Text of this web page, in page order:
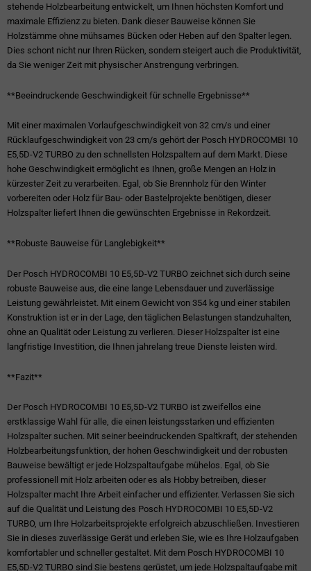
stehende Holzbearbeitung entwickelt, um Ihnen höchsten Komfort und
maximale Effizienz zu bieten. Dank dieser Bauweise können Sie
Holzstämme ohne mühsames Bücken oder Heben auf den Spalter legen.
Dies schont nicht nur Ihren Rücken, sondern steigert auch die Produktivität,
da Sie weniger Zeit mit physischer Anstrengung verbringen.
**Beeindruckende Geschwindigkeit für schnelle Ergebnisse**
Mit einer maximalen Vorlaufgeschwindigkeit von 32 cm/s und einer
Rücklaufgeschwindigkeit von 23 cm/s gehört der Posch HYDROCOMBI 10
E5,5D-V2 TURBO zu den schnellsten Holzspaltern auf dem Markt. Diese
hohe Geschwindigkeit ermöglicht es Ihnen, große Mengen an Holz in
kürzester Zeit zu verarbeiten. Egal, ob Sie Brennholz für den Winter
vorbereiten oder Holz für Bau- oder Bastelprojekte benötigen, dieser
Holzspalter liefert Ihnen die gewünschten Ergebnisse in Rekordzeit.
**Robuste Bauweise für Langlebigkeit**
Der Posch HYDROCOMBI 10 E5,5D-V2 TURBO zeichnet sich durch seine
robuste Bauweise aus, die eine lange Lebensdauer und zuverlässige
Leistung gewährleistet. Mit einem Gewicht von 354 kg und einer stabilen
Konstruktion ist er in der Lage, den täglichen Belastungen standzuhalten,
ohne an Qualität oder Leistung zu verlieren. Dieser Holzspalter ist eine
langfristige Investition, die Ihnen jahrelang treue Dienste leisten wird.
**Fazit**
Der Posch HYDROCOMBI 10 E5,5D-V2 TURBO ist zweifellos eine
erstklassige Wahl für alle, die einen leistungsstarken und effizienten
Holzspalter suchen. Mit seiner beeindruckenden Spaltkraft, der stehenden
Holzbearbeitungsfunktion, der hohen Geschwindigkeit und der robusten
Bauweise bewältigt er jede Holzspaltaufgabe mühelos. Egal, ob Sie
professionell mit Holz arbeiten oder es als Hobby betreiben, dieser
Holzspalter macht Ihre Arbeit einfacher und effizienter. Verlassen Sie sich
auf die Qualität und Leistung des Posch HYDROCOMBI 10 E5,5D-V2
TURBO, um Ihre Holzarbeitsprojekte erfolgreich abzuschließen. Investieren
Sie in dieses zuverlässige Gerät und erleben Sie, wie es Ihre Holzaufgaben
komfortabler und schneller gestaltet. Mit dem Posch HYDROCOMBI 10
E5,5D-V2 TURBO sind Sie bestens gerüstet, um jede Holzspaltaufgabe mit